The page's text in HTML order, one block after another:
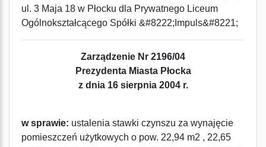
ul. 3 Maja 18 w Płocku dla Prywatnego Liceum
Ogólnokształcącego Spółki &#8222;Impuls&#8221;
Zarządzenie Nr 2196/04
Prezydenta Miasta Płocka
z dnia 16 sierpnia 2004 r.
w sprawie: ustalenia stawki czynszu za wynajęcie
pomieszczeń użytkowych o pow. 22,94 m2 , 22,65